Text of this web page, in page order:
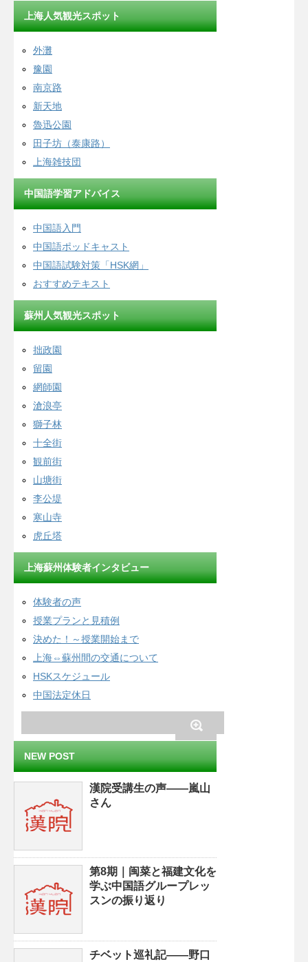
上海人気観光スポット
外灘
豫園
南京路
新天地
魯迅公園
田子坊（泰康路）
上海雑技団
中国語学習アドバイス
中国語入門
中国語ポッドキャスト
中国語試験対策「HSK網」
おすすめテキスト
蘇州人気観光スポット
拙政園
留園
網師園
滄浪亭
獅子林
十全街
観前街
山塘街
李公堤
寒山寺
虎丘塔
上海蘇州体験者インタビュー
体験者の声
授業プランと見積例
決めた！～授業開始まで
上海⇔蘇州間の交通について
HSKスケジュール
中国法定休日
NEW POST
漢院受講生の声——嵐山
さん
第8期｜闽菜と福建文化を
学ぶ中国語グループレッ
スンの振り返り
チベット巡礼記——野口